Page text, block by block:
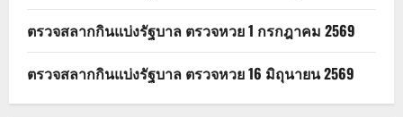
ตรวจสลากกินแบ่งรัฐบาล ตรวจหวย 1 กรกฎาคม 2569
ตรวจสลากกินแบ่งรัฐบาล ตรวจหวย 16 มิถุนายน 2569